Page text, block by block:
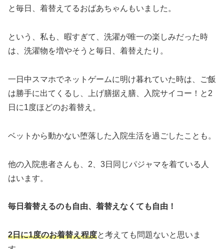
と毎日、着替えてるおばあちゃんもいました。
という、私も、暇すぎて、洗濯が唯一の楽しみだった時
は、洗濯物を増やそうと毎日、着替えたり。
一日中スマホでネットゲームに明け暮れていた時は、ご飯
は勝手に出てくるし、上げ膳据え膳、入院サイコー！と2
日に1度ほどのお着替え。
ベットから動かない堕落した入院生活を過ごしたことも。
他の入院患者さんも、2、3日同じパジャマを着ている人
はいます。
毎日着替えるのも自由、着替えなくても自由！
2日に1度のお着替え程度と考えても問題ないと思いま